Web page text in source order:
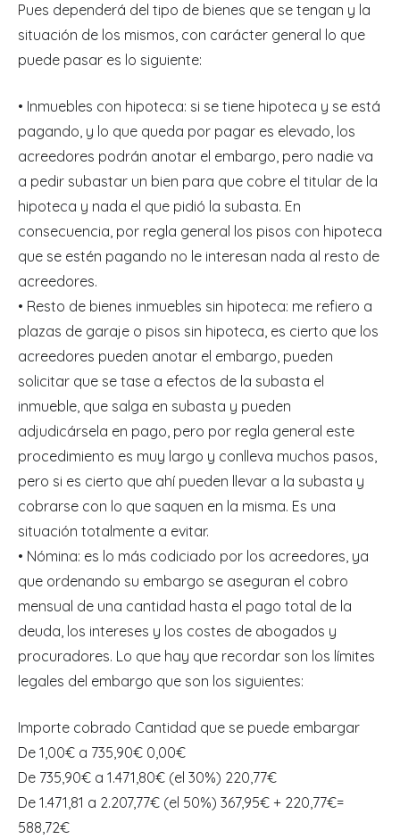
Pues dependerá del tipo de bienes que se tengan y la
situación de los mismos, con carácter general lo que
puede pasar es lo siguiente:
• Inmuebles con hipoteca: si se tiene hipoteca y se está
pagando, y lo que queda por pagar es elevado, los
acreedores podrán anotar el embargo, pero nadie va
a pedir subastar un bien para que cobre el titular de la
hipoteca y nada el que pidió la subasta. En
consecuencia, por regla general los pisos con hipoteca
que se estén pagando no le interesan nada al resto de
acreedores.
• Resto de bienes inmuebles sin hipoteca: me refiero a
plazas de garaje o pisos sin hipoteca, es cierto que los
acreedores pueden anotar el embargo, pueden
solicitar que se tase a efectos de la subasta el
inmueble, que salga en subasta y pueden
adjudicársela en pago, pero por regla general este
procedimiento es muy largo y conlleva muchos pasos,
pero si es cierto que ahí pueden llevar a la subasta y
cobrarse con lo que saquen en la misma. Es una
situación totalmente a evitar.
• Nómina: es lo más codiciado por los acreedores, ya
que ordenando su embargo se aseguran el cobro
mensual de una cantidad hasta el pago total de la
deuda, los intereses y los costes de abogados y
procuradores. Lo que hay que recordar son los límites
legales del embargo que son los siguientes:
Importe cobrado Cantidad que se puede embargar
De 1,00€ a 735,90€ 0,00€
De 735,90€ a 1.471,80€ (el 30%) 220,77€
De 1.471,81 a 2.207,77€ (el 50%) 367,95€ + 220,77€=
588,72€